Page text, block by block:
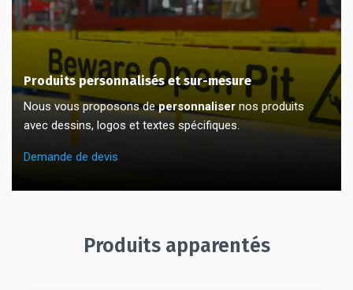
Produits personnalisés et sur-mesure
Nous vous proposons depersonnaliser nos produits
avec dessins, logos et textes spécifiques.
Demande de devis
Produits apparentés